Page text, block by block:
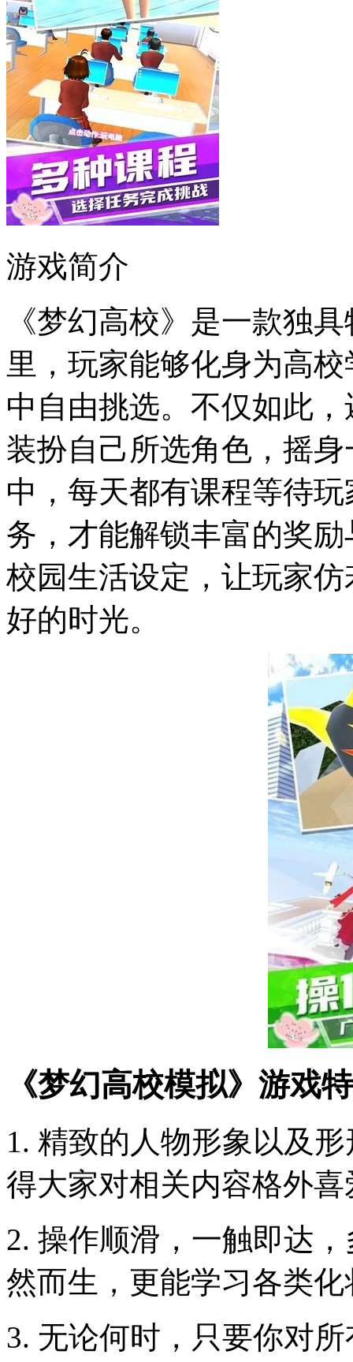
游戏简介
《梦幻高校》是一款独
里，玩家能够化身为高
中自由挑选。不仅如此
装扮自己所选角色，摇
中，每天都有课程等待
务，才能解锁丰富的奖
校园生活设定，让玩家
好的时光。
《梦幻高校模拟》游戏
1. 精致的人物形象以及
得大家对相关内容格外喜
2. 操作顺滑，一触即达
然而生，更能学习各类
3. 无论何时，只要你对